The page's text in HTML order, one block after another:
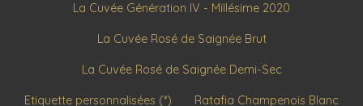
La Cuvée Génération IV - Millésime 2020
La Cuvée Rosé de Saignée Brut
La Cuvée Rosé de Saignée Demi-Sec
Etiquette personnalisées (*) Ratafia Champenois Blanc